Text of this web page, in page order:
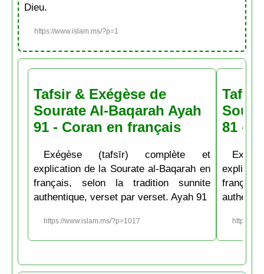
Dieu.
https://www.islam.ms/?p=1
Tafsir & Exégèse de
Sourate Al-Baqarah Ayah
91 - Coran en français
Exégèse (tafsīr) complète et
explication de la Sourate al-Baqarah en
français, selon la tradition sunnite
authentique, verset par verset. Ayah 91
https://www.islam.ms/?p=1017
Tafsir
81 -
https://